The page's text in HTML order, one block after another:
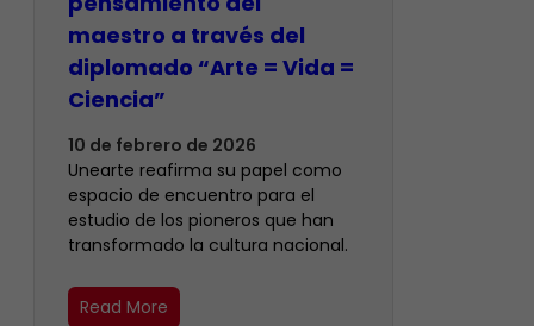
maestro a través del
diplomado “Arte = Vida =
Ciencia”
10 de febrero de 2026
Unearte reafirma su papel como
espacio de encuentro para el
estudio de los pioneros que han
transformado la cultura nacional.
Read More